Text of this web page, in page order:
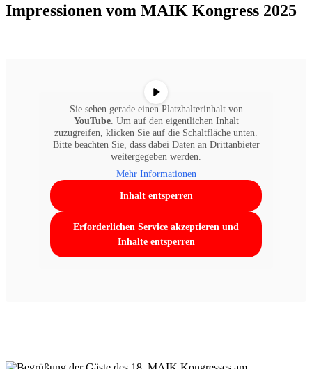
Impressionen vom MAIK Kongress 2025
Sie sehen gerade einen Platzhalterinhalt von
YouTube. Um auf den eigentlichen Inhalt
zuzugreifen, klicken Sie auf die Schaltfläche unten.
Bitte beachten Sie, dass dabei Daten an Drittanbieter
weitergegeben werden.
Mehr Informationen
Inhalt entsperren
Erforderlichen Service akzeptieren und
Inhalte entsperren